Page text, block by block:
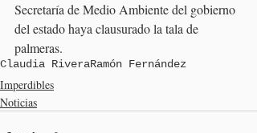
Secretaría de Medio Ambiente del gobierno
del estado haya clausurado la tala de
palmeras.
Claudia RiveraRamón Fernández
Imperdibles
Noticias